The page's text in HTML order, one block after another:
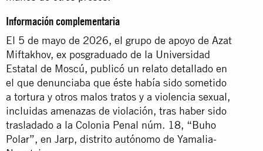
Información complementaria
El 5 de mayo de 2026, el grupo de apoyo de Azat
Miftakhov, ex posgraduado de la Universidad
Estatal de Moscú, publicó un relato detallado en
el que denunciaba que éste había sido sometido
a tortura y otros malos tratos y a violencia sexual,
incluidas amenazas de violación, tras haber sido
trasladado a la Colonia Penal núm. 18, “Buho
Polar”, en Jarp, distrito autónomo de Yamalia-